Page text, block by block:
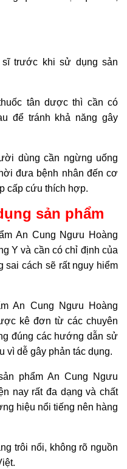
trước khi sử dụng sản
tân dược thì cần có
để tránh khả năng gây
dùng cần ngừng uống
đưa bệnh nhân đến cơ
cấp cứu thích hợp.
sản phẩm
An Cung Ngưu Hoàng
Y và cần có chỉ định của
sai cách sẽ rất nguy hiểm
An Cung Ngưu Hoàng
kê đơn từ các chuyên
đúng các hướng dẫn sử
vì dễ gây phản tác dụng.
phẩm An Cung Ngưu
nay rất đa dạng và chất
hiệu nổi tiếng nên hàng
trôi nổi, không rõ nguồn